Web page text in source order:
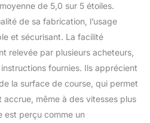
de 5,0 sur 5 étoiles.
de sa fabrication, l’usage
et sécurisant. La facilité
relevée par plusieurs acheteurs,
fournies. Ils apprécient
la surface de course, qui permet
accrue, même à des vitesses plus
est perçu comme un